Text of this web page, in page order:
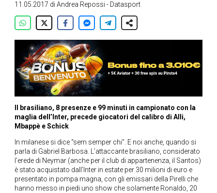
11.05.2017 di Andrea Repossi - Datasport
Il brasiliano, 8 presenze e 99 minuti in campionato con la
maglia dell’Inter, precede giocatori del calibro di Alli,
Mbappè e Schick
In milanese si dice “sem semper chi”. E noi anche, quando si
parla di Gabriel Barbosa. L’attaccante brasiliano, considerato
l’erede di Neymar (anche per il club di appartenenza, il Santos)
è stato acquistato dall’Inter in estate per 30 milioni di euro e
presentato in pompa magna, con gli emissari della Pirelli che
hanno messo in piedi uno show che solamente Ronaldo, 20